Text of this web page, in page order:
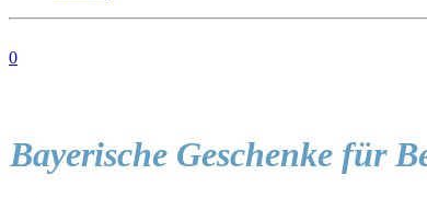
0
Bayerische Geschenke für